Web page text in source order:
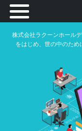
株式会社ラクーンホール
をはじめ、世の中のため